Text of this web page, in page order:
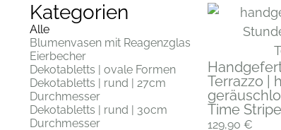
Kategorien
Blumenvasen mit Reagenzglas
Eierbecher
Dekotabletts | ovale Formen
Dekotabletts | rund | 27cm
Durchmesser
Dekotabletts | rund | 30cm
Durchmesser
Alle
Terrazzo |
Time
129,90 €